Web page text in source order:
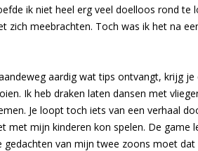
ik niet heel erg veel doelloos rond
zich meebrachten. Toch was ik het na
aardig wat tips ontvangt, krijg
Ik heb draken laten dansen met
Je loopt toch iets van een verhaal
met mijn kinderen kon spelen. De game
gedachten van mijn twee zoons moet